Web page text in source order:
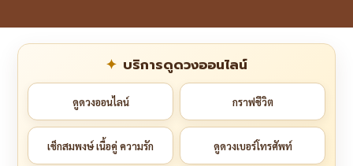
บริการดูดวงออนไลน์
ดูดวงออนไลน์ กราฟชีวิต
เช็กสมพงษ์ เนื้อคู่ ความรัก ดูดวงเบอร์โทรศัพท์